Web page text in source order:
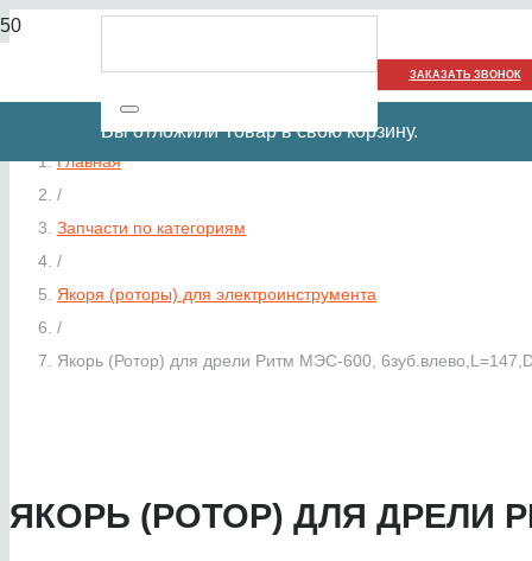
ЗАКАЗАТЬ ЗВОНОК
Вы отложилиТоварв свою корзину.
Главная
/
Запчасти по категориям
/
Якоря (роторы) для электроинструмента
/
Якорь (Ротор) для дрели Ритм МЭС-600,
ЯКОРЬ (РОТОР) ДЛЯ ДРЕЛИ